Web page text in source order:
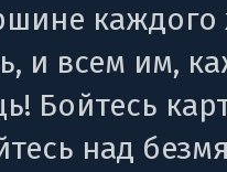
каждого
и всем им,
Бойтесь
над